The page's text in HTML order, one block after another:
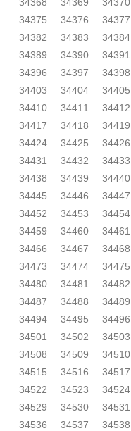
34375
34376 34377
34382
34383 34384
34389
34390 34391
34396
34397 34398
34403
34404 34405
34410
34411 34412
34417
34418 34419
34424
34425 34426
34431
34432 34433
34438
34439 34440
34445
34446 34447
34452
34453 34454
34459
34460 34461
34466
34467 34468
34473
34474 34475
34480
34481 34482
34487
34488 34489
34494
34495 34496
34501
34502 34503
34508
34509 34510
34515
34516 34517
34522
34523 34524
34529
34530 34531
34536
34537 34538